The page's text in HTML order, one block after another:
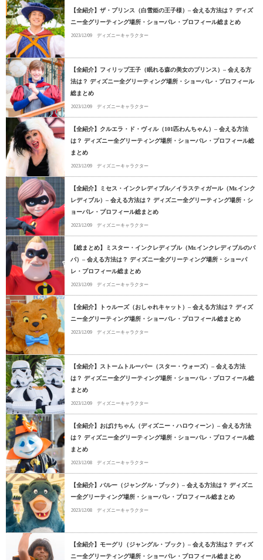
【全紹介】ザ・プリンス（白雪姫の王子様）– 会える方法は？ ディズ
ニー全グリーティング場所・ショーパレ・プロフィール総まとめ
2023/12/09 ディズニーキャラクター
【全紹介】フィリップ王子（眠れる森の美女のプリンス）– 会える方
法は？ ディズニー全グリーティング場所・ショーパレ・プロフィール
総まとめ
2023/12/09 ディズニーキャラクター
【全紹介】クルエラ・ド・ヴィル（101匹わんちゃん）– 会える方法
は？ ディズニー全グリーティング場所・ショーパレ・プロフィール総
まとめ
2023/12/09 ディズニーキャラクター
【全紹介】ミセス・インクレディブル／イラスティガール（Mr.インク
レディブル）– 会える方法は？ ディズニー全グリーティング場所・シ
ョーパレ・プロフィール総まとめ
2023/12/09 ディズニーキャラクター
【総まとめ】ミスター・インクレディブル（Mr.インクレディブルのパ
パ）– 会える方法は？ ディズニー全グリーティング場所・ショーパ
レ・プロフィール総まとめ
2023/12/09 ディズニーキャラクター
【全紹介】トゥルーズ（おしゃれキャット）– 会える方法は？ ディズ
ニー全グリーティング場所・ショーパレ・プロフィール総まとめ
2023/12/09 ディズニーキャラクター
【全紹介】ストームトルーパー（スター・ウォーズ）– 会える方法
は？ ディズニー全グリーティング場所・ショーパレ・プロフィール総
まとめ
2023/12/09 ディズニーキャラクター
【全紹介】おばけちゃん（ディズニー・ハロウィーン）– 会える方法
は？ ディズニー全グリーティング場所・ショーパレ・プロフィール総
まとめ
2023/12/08 ディズニーキャラクター
【全紹介】バルー（ジャングル・ブック）– 会える方法は？ ディズニ
ー全グリーティング場所・ショーパレ・プロフィール総まとめ
2023/12/08 ディズニーキャラクター
【全紹介】モーグリ（ジャングル・ブック）– 会える方法は？ ディズ
ニー全グリーティング場所・ショーパレ・プロフィール総まとめ